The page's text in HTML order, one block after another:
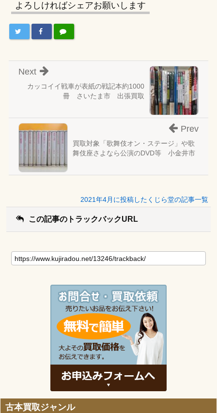
よろしければシェアお願いします
カッコイイ戦車が表紙の戦記本約1000
冊 さいたま市 出張買取
Next
買取対象「歌舞伎オン・ステージ」や歌
舞伎座さよなら公演のDVD等 小金井市
Prev
2021年4月に投稿したくじら堂の記事一覧
この記事のトラックバックURL
古本買取ジャンル